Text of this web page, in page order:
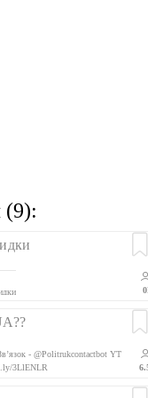
(9):
- @Politrukcontactbot YT
3LlENLR